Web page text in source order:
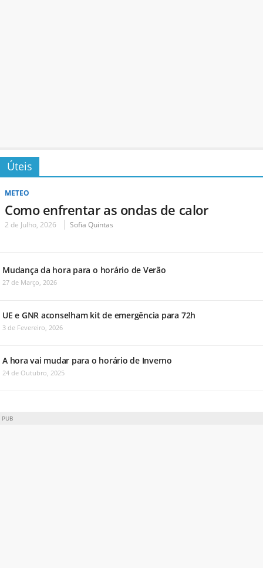
Úteis
METEO
Como enfrentar as ondas de calor
2 de Julho, 2026 Sofia Quintas
Mudança da hora para o horário de Verão
27 de Março, 2026
UE e GNR aconselham kit de emergência para 72h
3 de Fevereiro, 2026
A hora vai mudar para o horário de Inverno
24 de Outubro, 2025
PUB